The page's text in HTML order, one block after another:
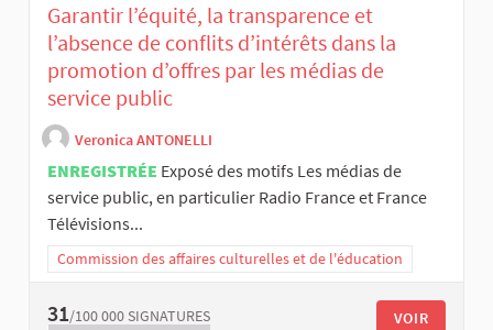
Garantir l’équité, la transparence et
l’absence de conflits d’intérêts dans la
promotion d’offres par les médias de
service public
Veronica ANTONELLI
ENREGISTRÉE Exposé des motifs Les médias de
service public, en particulier Radio France et France
Télévisions...
Commission des affaires culturelles et de l'éducation
31/100 000 SIGNATURES VOIR